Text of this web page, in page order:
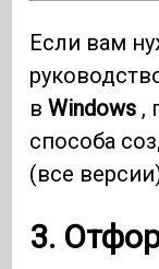
Если вам
вWindows ,
способа
(все
3.